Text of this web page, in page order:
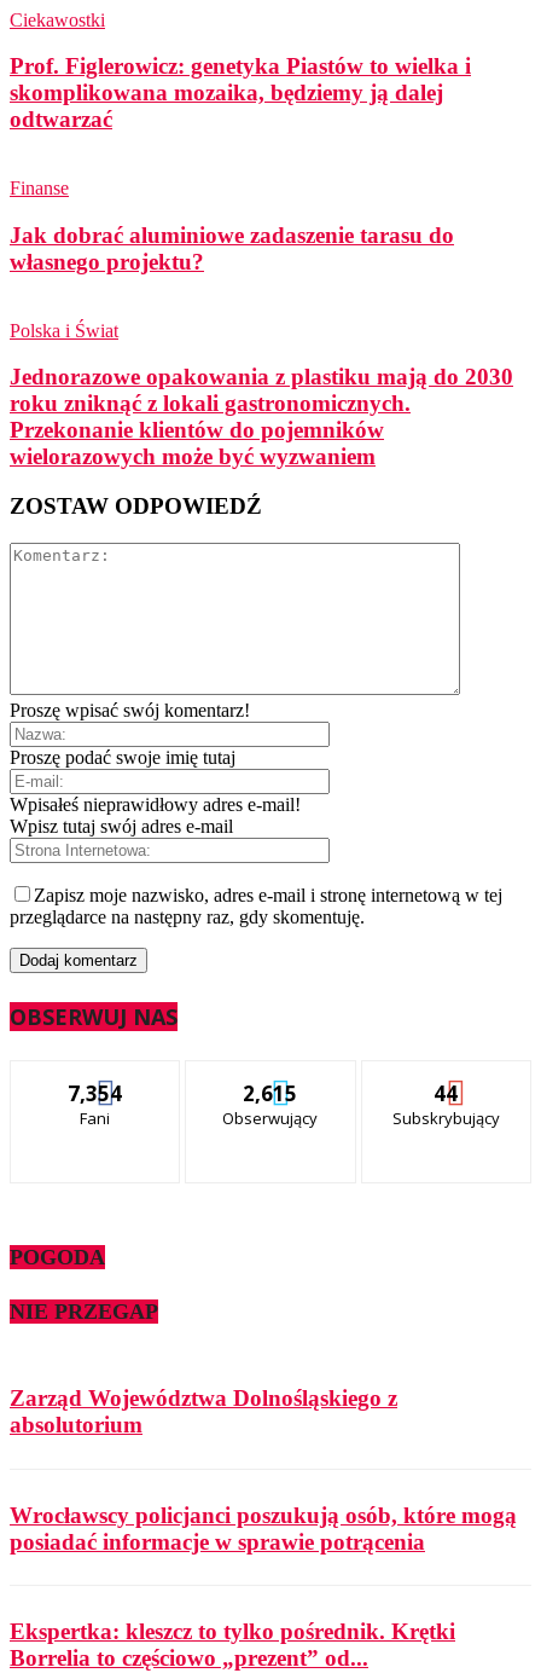
Ciekawostki
Prof. Figlerowicz: genetyka Piastów to wielka i
skomplikowana mozaika, będziemy ją dalej
odtwarzać
Finanse
Jak dobrać aluminiowe zadaszenie tarasu do
własnego projektu?
Polska i Świat
Jednorazowe opakowania z plastiku mają do 2030
roku zniknąć z lokali gastronomicznych.
Przekonanie klientów do pojemników
wielorazowych może być wyzwaniem
ZOSTAW ODPOWIEDŹ
Proszę wpisać swój komentarz!
Proszę podać swoje imię tutaj
Wpisałeś nieprawidłowy adres e-mail!
Wpisz tutaj swój adres e-mail
Zapisz moje nazwisko, adres e-mail i stronę internetową w tej
przeglądarce na następny raz, gdy skomentuję.
OBSERWUJ NAS
7,354
Fani
2,615
Obserwujący
44
Subskrybujący
POGODA
NIE PRZEGAP
Zarząd Województwa Dolnośląskiego z
absolutorium
Wrocławscy policjanci poszukują osób, które mogą
posiadać informacje w sprawie potrącenia
Ekspertka: kleszcz to tylko pośrednik. Krętki
Borrelia to częściowo „prezent” od...